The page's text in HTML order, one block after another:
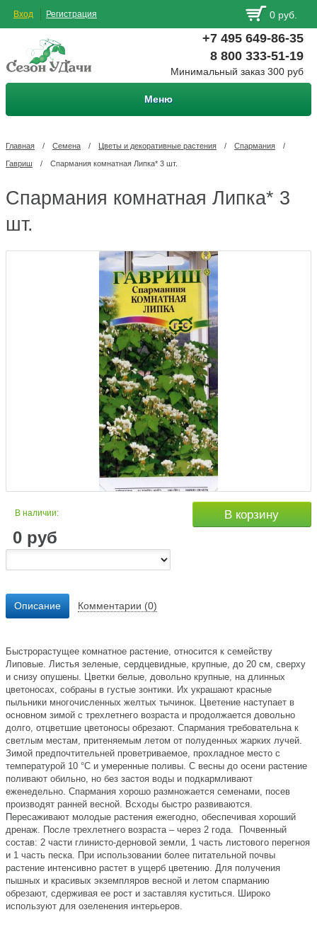
Вход Регистрация 0 руб.
+7 495 649-86-35
8 800 333-51-19
Минимальный заказ 300 руб
Меню
Главная / Семена / Цветы и декоративные растения / Спармания /
Гавриш / Спармания комнатная Липка* 3 шт.
Спармания комнатная Липка* 3
шт.
В наличии:
0 руб
В корзину
Описание Комментарии (0)
Быстрорастущее комнатное растение, относится к семейству
Липовые. Листья зеленые, сердцевидные, крупные, до 20 см, сверху
и снизу опушены. Цветки белые, довольно крупные, на длинных
цветоносах, собраны в густые зонтики. Их украшают красные
пыльники многочисленных желтых тычинок. Цветение наступает в
основном зимой с трехлетнего возраста и продолжается довольно
долго, отцветшие цветоносы обрезают. Спармания требовательна к
светлым местам, притеняемым летом от полуденных жарких лучей.
Зимой предпочтительней проветриваемое, прохладное место с
температурой 10 °C и умеренные поливы. С весны до осени растение
поливают обильно, но без застоя воды и подкармливают
еженедельно. Спармания хорошо размножается семенами, посев
производят ранней весной. Всходы быстро развиваются.
Пересаживают молодые растения ежегодно, обеспечивая хороший
дренаж. После трехлетнего возраста – через 2 года. Почвенный
состав: 2 части глинисто-дерновой земли, 1 часть листового перегноя
и 1 часть песка. При использовании более питательной почвы
растение интенсивно растет в ущерб цветению. Для получения
пышных и красивых экземпляров весной и летом спарманию
обрезают, сдерживая ее рост и заставляя куститься. Широко
используют для озеленения интерьеров.